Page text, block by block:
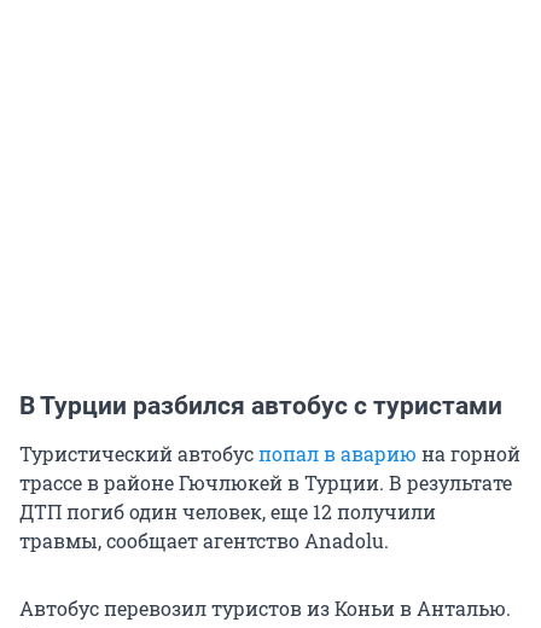
В Турции разбился автобус с туристами
Туристический автобуспопал в аварию на горной
трассе в районе Гючлюкей в Турции. В результате
ДТП погиб один человек, еще 12 получили
травмы, сообщает агентство Anadolu.
Автобус перевозил туристов из Коньи в Анталью.